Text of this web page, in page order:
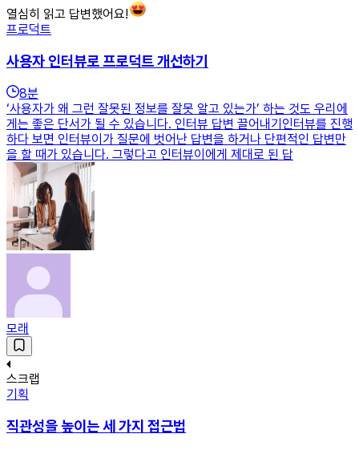
열심히 읽고 답변했어요!
프로덕트
사용자 인터뷰로 프로덕트 개선하기
8분
‘사용자가 왜 그런 잘못된 정보를 잘못 알고 있는가’ 하는 것도 우리에
게는 좋은 단서가 될 수 있습니다. 인터뷰 답변 끌어내기인터뷰를 진행
하다 보면 인터뷰이가 질문에 벗어난 답변을 하거나 단편적인 답변만
을 할 때가 있습니다. 그렇다고 인터뷰이에게 제대로 된 답
모래
스크랩
기획
직관성을 높이는 세 가지 접근법